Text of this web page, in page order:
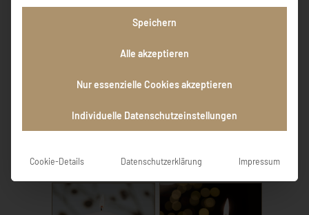
R.I.P
Umbenannt
EINTRAG HINZUFÜGEN
Speichern
Alle akzeptieren
Nur essenzielle Cookies akzeptieren
Individuelle Datenschutzeinstellungen
Cookie-Details Datenschutzerklärung Impressum